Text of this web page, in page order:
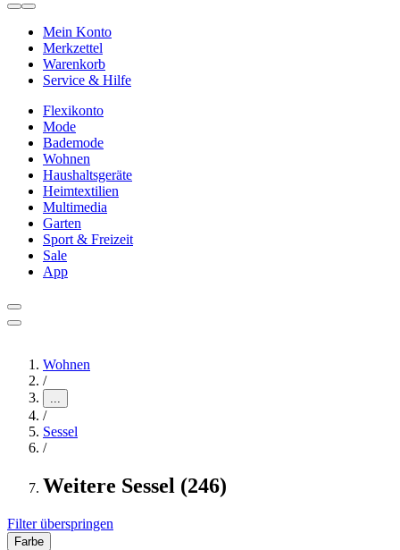
Mein Konto
Merkzettel
Warenkorb
Service & Hilfe
Flexikonto
Mode
Bademode
Wohnen
Haushaltsgeräte
Heimtextilien
Multimedia
Garten
Sport & Freizeit
Sale
App
Wohnen
/
...
/
Sessel
/
Weitere Sessel (246)
Filter überspringen
Farbe